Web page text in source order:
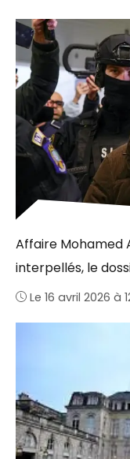
Affaire Mohamed
interpellés, le
Le 16 avril 2026 à